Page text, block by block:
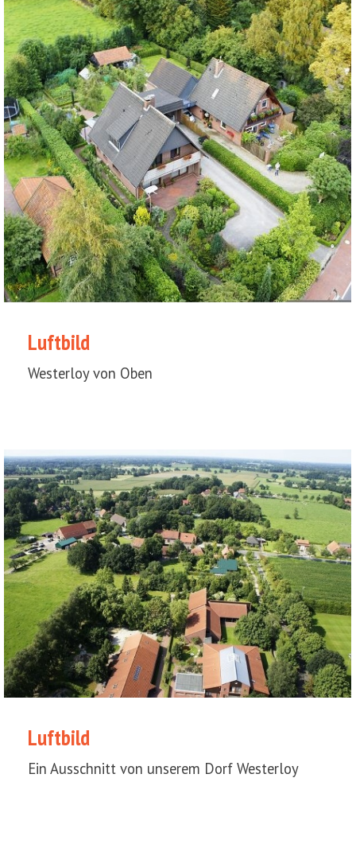
Luftbild
Westerloy von Oben
Luftbild
Ein Ausschnitt von unserem Dorf Westerloy